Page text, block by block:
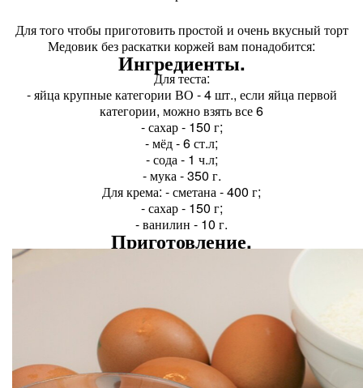
Для того чтобы приготовить простой и очень вкусный торт
Медовик без раскатки коржей вам понадобится:
Ингредиенты.
Для теста:
- яйца крупные категории ВО - 4 шт., если яйца первой
категории, можно взять все 6
- сахар - 150 г;
- мёд - 6 ст.л;
- сода - 1 ч.л;
- мука - 350 г.
Для крема: - сметана - 400 г;
- сахар - 150 г;
- ванилин - 10 г.
Приготовление.